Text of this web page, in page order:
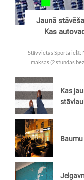
Jaunā
Kas
Stāvvietas Sporta ielā:
maksas (2 stundas
Kas